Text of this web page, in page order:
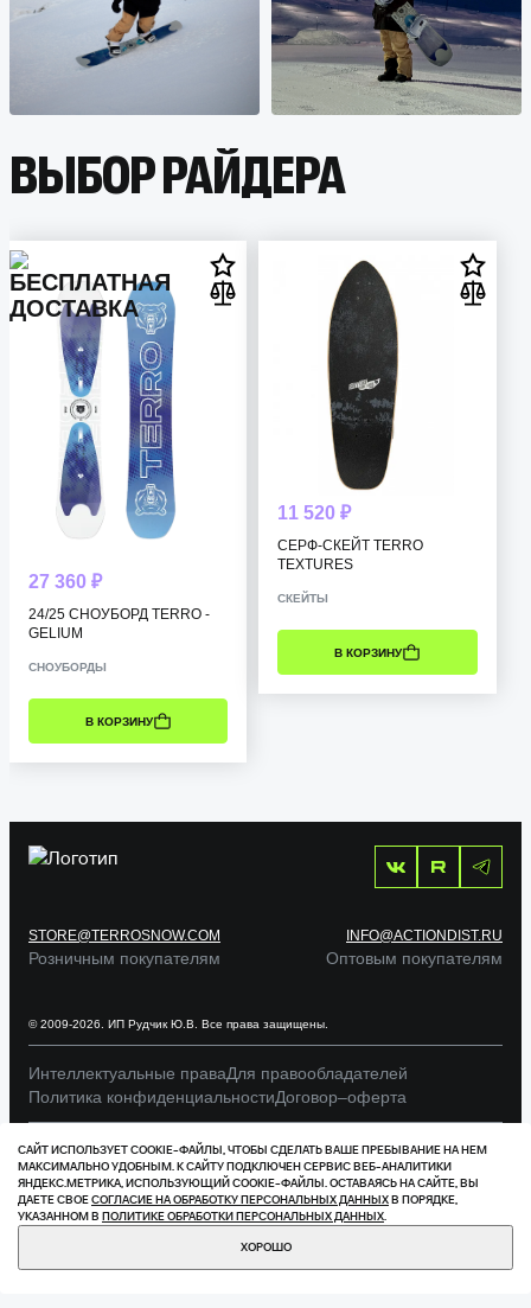
ВЫБОР РАЙДЕРА
27 360 ₽
24/25 СНОУБОРД TERRO -
GELIUM
СНОУБОРДЫ
В КОРЗИНУ
11 520 ₽
СЕРФ-СКЕЙТ TERRO
TEXTURES
СКЕЙТЫ
В КОРЗИНУ
STORE@TERROSNOW.COM
Розничным покупателям
INFO@ACTIONDIST.RU
Оптовым покупателям
© 2009-2026. ИП Рудчик Ю.В. Все права защищены.
Интеллектуальные праваДля правообладателей
Политика конфиденциальностиДоговор–оферта
САЙТ ИСПОЛЬЗУЕТ COOKIE-ФАЙЛЫ, ЧТОБЫ СДЕЛАТЬ ВАШЕ ПРЕБЫВАНИЕ НА НЕМ
МАКСИМАЛЬНО УДОБНЫМ. К САЙТУ ПОДКЛЮЧЕН СЕРВИС ВЕБ-АНАЛИТИКИ
ЯНДЕКС.МЕТРИКА, ИСПОЛЬЗУЮЩИЙ СOOKIE-ФАЙЛЫ. ОСТАВАЯСЬ НА САЙТЕ, ВЫ
ДАЕТЕ СВОЕСОГЛАСИЕ НА ОБРАБОТКУ ПЕРСОНАЛЬНЫХ ДАННЫХВ ПОРЯДКЕ,
УКАЗАННОМ В ПОЛИТИКЕ ОБРАБОТКИ ПЕРСОНАЛЬНЫХ ДАННЫХ.
ХОРОШО